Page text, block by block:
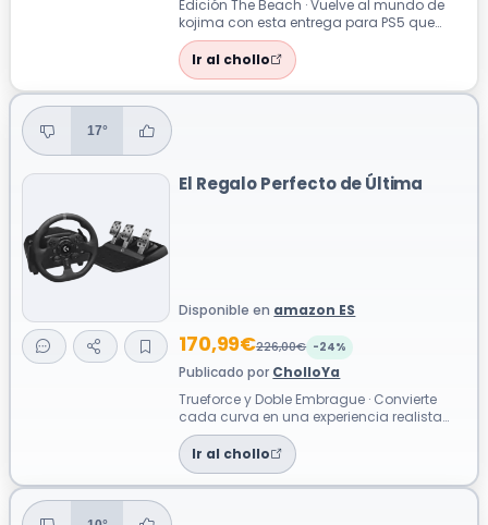
Edición The Beach · Vuelve al mundo de
kojima con esta entrega para PS5 que
expande la narrativa y la jugabilidad
una...
Ir al chollo
17°
El Regalo Perfecto de Última
Disponible en amazon ES
170,99€226,00€ -24%
Publicado por CholloYa
Trueforce y Doble Embrague · Convierte
cada curva en una experiencia realista
gracias al Force Feedback Trueforce que...
Ir al chollo